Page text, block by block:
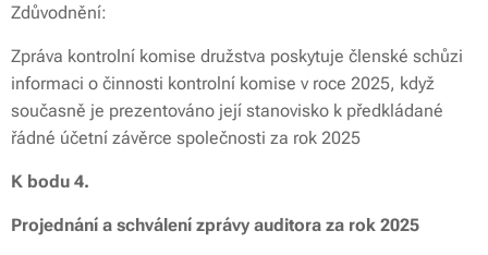
Zdůvodnění:
Zpráva kontrolní komise družstva poskytuje členské schůzi
informaci o činnosti kontrolní komise v roce 2025, když
současně je prezentováno její stanovisko k předkládané
řádné účetní závěrce společnosti za rok 2025
K bodu 4.
Projednání a schválení zprávy auditora za rok 2025